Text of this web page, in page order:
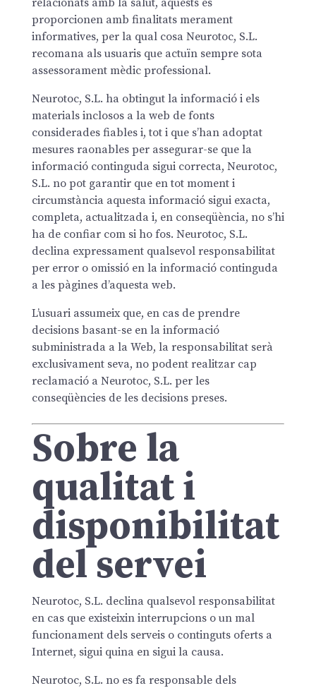
relacionats amb la salut, aquests es
proporcionen amb finalitats merament
informatives, per la qual cosa Neurotoc, S.L.
recomana als usuaris que actuïn sempre sota
assessorament mèdic professional.
Neurotoc, S.L. ha obtingut la informació i els
materials inclosos a la web de fonts
considerades fiables i, tot i que s’han adoptat
mesures raonables per assegurar-se que la
informació continguda sigui correcta, Neurotoc,
S.L. no pot garantir que en tot moment i
circumstància aquesta informació sigui exacta,
completa, actualitzada i, en conseqüència, no s’hi
ha de confiar com si ho fos. Neurotoc, S.L.
declina expressament qualsevol responsabilitat
per error o omissió en la informació continguda
a les pàgines d’aquesta web.
L’usuari assumeix que, en cas de prendre
decisions basant-se en la informació
subministrada a la Web, la responsabilitat serà
exclusivament seva, no podent realitzar cap
reclamació a Neurotoc, S.L. per les
conseqüències de les decisions preses.
Sobre la
qualitat i
disponibilitat
del servei
Neurotoc, S.L. declina qualsevol responsabilitat
en cas que existeixin interrupcions o un mal
funcionament dels serveis o continguts oferts a
Internet, sigui quina en sigui la causa.
Neurotoc, S.L. no es fa responsable dels